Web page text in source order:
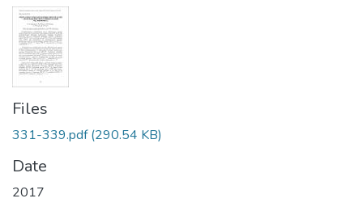
Files
331-339.pdf(290.54 KB)
Date
2017